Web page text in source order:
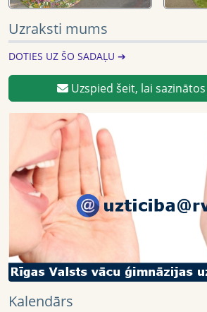
Uzraksti mums
DOTIES UZ ŠO SADAĻU ➔
Uzspied šeit, lai
Kalendārs